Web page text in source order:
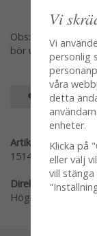
Obs: Innehåller
bör undvika
SPARA SOM
Artikelnummer:
1514223
Direktlänk:
Högerklicka och
Vi
Vi
personlig
våra
detta
enheter.
Klicka på
eller välj
vill